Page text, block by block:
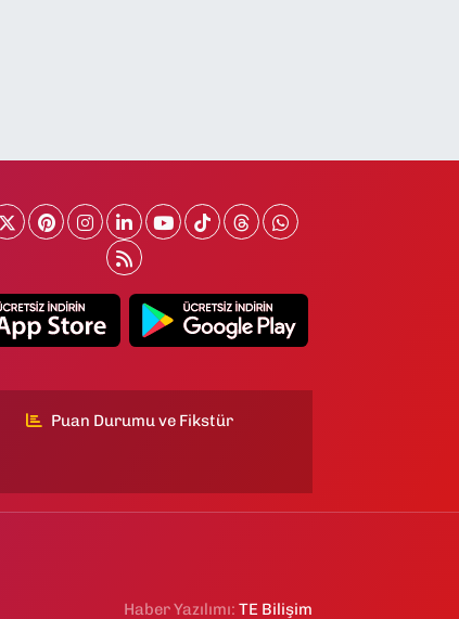
Puan Durumu ve Fikstür
Haber Yazılımı:TE Bilişim